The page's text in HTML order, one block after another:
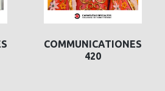
COMMUNICATIONES
419